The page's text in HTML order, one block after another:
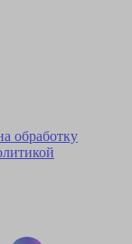
обработку